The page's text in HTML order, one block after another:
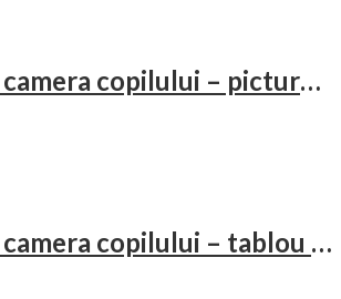
decoraţiune camera copilului – pictură pe perete
decoraţiune camera copilului – tablou cu animăluţe